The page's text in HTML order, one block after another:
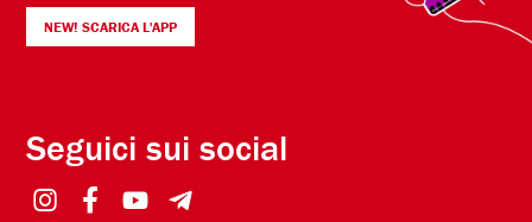
NEW! SCARICA L'APP
Seguici sui social